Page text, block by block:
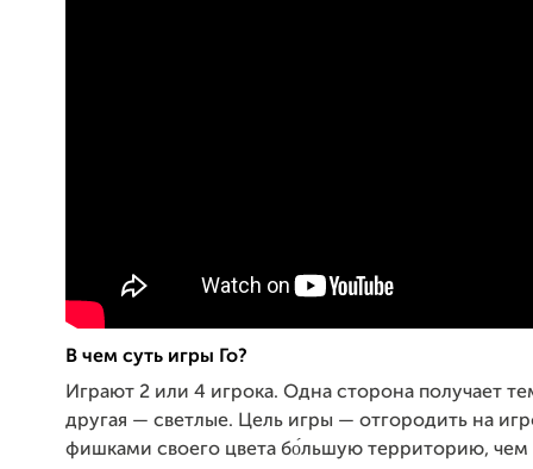
В чем суть игры Го?
Играют 2 или 4 игрока. Одна сторона получает
другая — светлые. Цель игры — отгородить на
фишками своего цвета бо́льшую территорию, чем